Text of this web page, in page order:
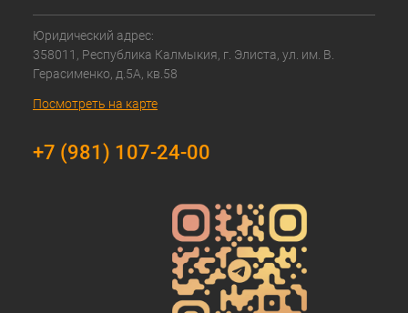
Юридический адрес:
358011, Республика Калмыкия, г. Элиста, ул. им. В.
Герасименко, д.5А, кв.58
Посмотреть на карте
+7 (981) 107-24-00